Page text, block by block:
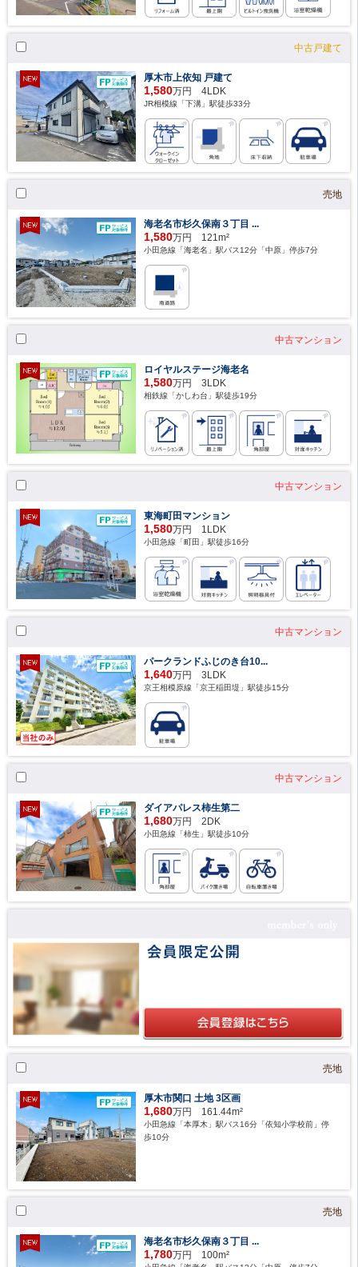
中古戸建て
厚木市上依知 戸建て
1,580万円 4LDK
JR相模線「下溝」駅徒歩33分
売地
海老名市杉久保南３丁目 ...
1,580万円 121m²
小田急線「海老名」駅バス12分「中原」停歩7分
中古マンション
ロイヤルステージ海老名
1,580万円 3LDK
相鉄線「かしわ台」駅徒歩19分
中古マンション
東海町田マンション
1,580万円 1LDK
小田急線「町田」駅徒歩16分
中古マンション
パークランドふじのき台10...
1,640万円 3LDK
京王相模原線「京王稲田堤」駅徒歩15分
中古マンション
ダイアパレス柿生第二
1,680万円 2DK
小田急線「柿生」駅徒歩10分
売地
厚木市関口 土地 3区画
1,680万円 161.44m²
小田急線「本厚木」駅バス16分「依知小学校前」停
歩10分
売地
海老名市杉久保南３丁目 ...
1,780万円 100m²